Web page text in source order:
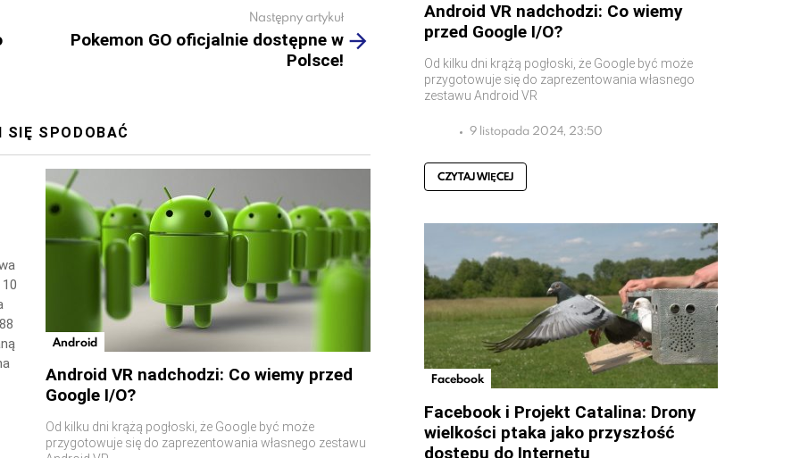
Następny artykuł
Pokemon GO oficjalnie dostępne w
Polsce!
SIĘ SPODOBAĆ
Android
Android VR nadchodzi: Co wiemy przed
Google I/O?
Od kilku dni krążą pogłoski, że Google być może
przygotowuje się do zaprezentowania własnego zestawu
Android VR nadchodzi: Co wiemy
przed Google I/O?
Od kilku dni krążą pogłoski, że Google być może
przygotowuje się do zaprezentowania własnego
zestawu Android VR
9 listopada 2024, 23:50
CZYTAJ WIĘCEJ
Facebook
Facebook i Projekt Catalina: Drony
wielkości ptaka jako przyszłość
dostępu do Internetu